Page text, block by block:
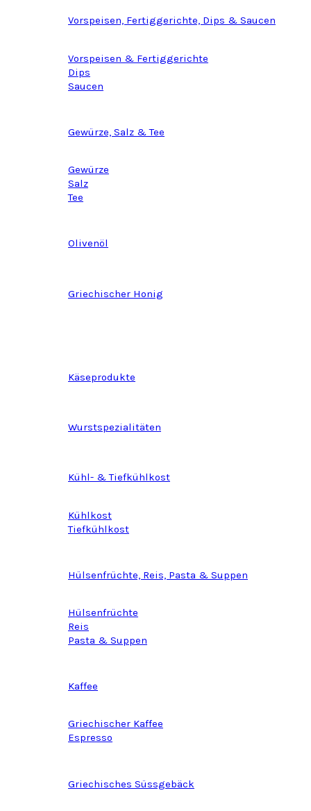
Vorspeisen, Fertiggerichte, Dips & Saucen
Vorspeisen & Fertiggerichte
Dips
Saucen
Gewürze, Salz & Tee
Gewürze
Salz
Tee
Olivenöl
Griechischer Honig
Käseprodukte
Wurstspezialitäten
Kühl- & Tiefkühlkost
Kühlkost
Tiefkühlkost
Hülsenfrüchte, Reis, Pasta & Suppen
Hülsenfrüchte
Reis
Pasta & Suppen
Kaffee
Griechischer Kaffee
Espresso
Griechisches Süssgebäck